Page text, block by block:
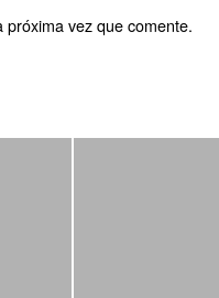
vez que comente.